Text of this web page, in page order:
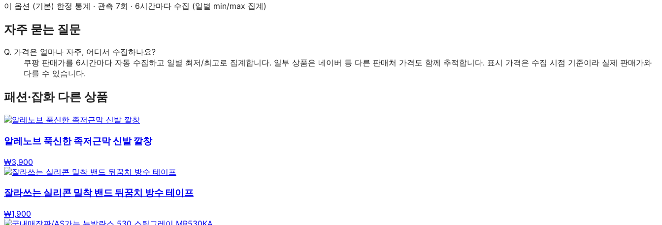
이 옵션 (기본) 한정 통계 · 관측 7회 · 6시간마다 수집 (일별 min/max 집계)
자주 묻는 질문
Q. 가격은 얼마나 자주, 어디서 수집하나요?
쿠팡 판매가를 6시간마다 자동 수집하고 일별 최저/최고로 집계합니다. 일부 상품은 네이버 등 다른 판매처 가격도 함께 추적합니다. 표시 가격은 수집 시점 기준이라 실제 판매가와
다를 수 있습니다.
패션·잡화다른 상품
알레노브 푹신한 족저근막 신발 깔창
₩3,900
잘라쓰는 실리콘 밀착 밴드 뒤꿈치 방수 테이프
₩1,900